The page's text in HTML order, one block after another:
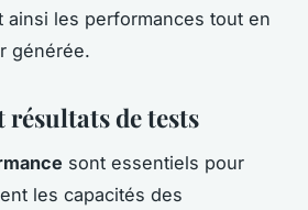
ainsi les performances tout en
générée.
résultats de tests
sont essentiels pour
les capacités des